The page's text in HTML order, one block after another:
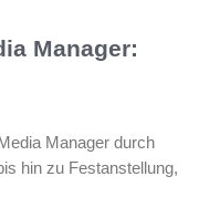
Manager:
Manager durch
hin zu Festanstellung,